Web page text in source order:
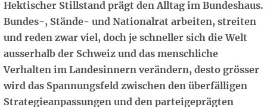
Hektischer Stillstand prägt den Alltag im Bundeshaus.
Bundes-, Stände- und Nationalrat arbeiten, streiten
und reden zwar viel, doch je schneller sich die Welt
ausserhalb der Schweiz und das menschliche
Verhalten im Landesinnern verändern, desto grösser
wird das Spannungsfeld zwischen den überfälligen
Strategieanpassungen und den parteigeprägten